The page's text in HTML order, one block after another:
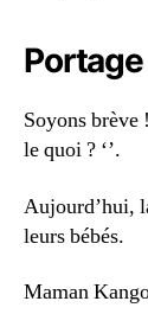
Portage
Soyons brève
le quoi ? ‘’.
Aujourd’hui,
leurs bébés.
Maman